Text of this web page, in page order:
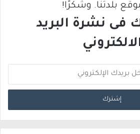
بلدتنا. وشكرًا!
فى نشرة البريد